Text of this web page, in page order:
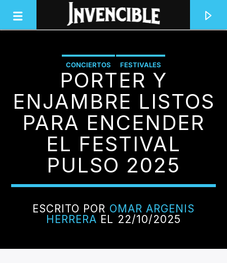
INVENCIBLE RADIO
JUNTOS SOMOS INVENCIBLES
CONCIERTOS FESTIVALES
PORTER Y
ENJAMBRE LISTOS
PARA ENCENDER
EL FESTIVAL
PULSO 2025
ESCRITO POR OMAR ARGENIS
HERRERA EL 22/10/2025